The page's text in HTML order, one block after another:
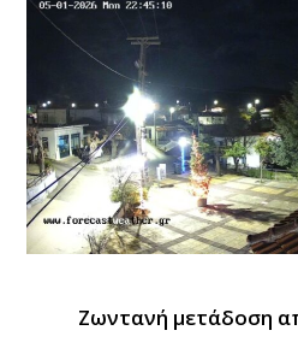
Ζωντανή μετάδοση